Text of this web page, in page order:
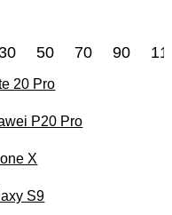
50 70 90
20 Pro
P20 Pro
X
S9